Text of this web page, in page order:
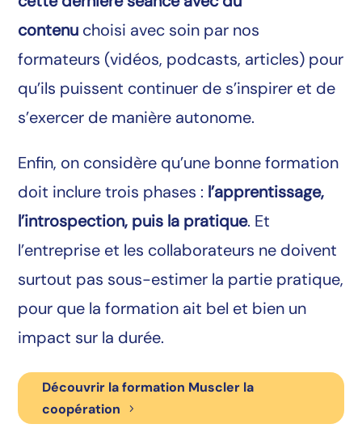
contenu choisi avec soin par nos
formateurs (vidéos, podcasts, articles) pour
qu’ils puissent continuer de s’inspirer et de
s’exercer de manière autonome.
Enfin, on considère qu’une bonne formation
doit inclure trois phases : l’apprentissage,
l’introspection, puis la pratique. Et
l’entreprise et les collaborateurs ne doivent
surtout pas sous-estimer la partie pratique,
pour que la formation ait bel et bien un
impact sur la durée.
Découvrir la formation Muscler la
coopération